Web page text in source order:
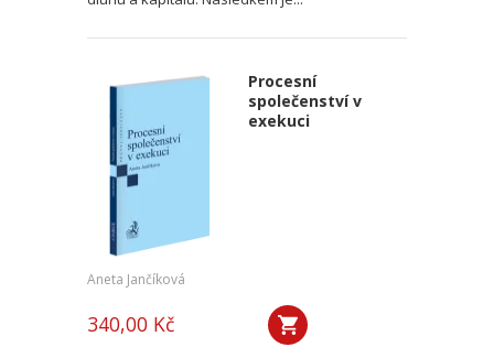
Procesní
společenství v
exekuci
Aneta Jančíková
340,00 Kč